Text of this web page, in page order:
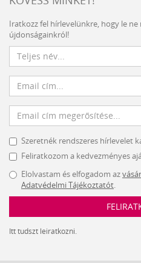
Iratkozz fel hírlevelünkre, hogy le
újdonságainkról!
Szeretnék rendszeres hírlevelet
Feliratkozom a kedvezményes
Elolvastam és elfogadom az
Adatvédelmi Tájékoztatót.
Itt tudszt leiratkozni.